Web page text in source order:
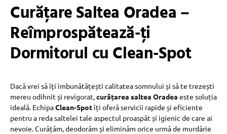
Curățare Saltea Oradea –
Reîmprospătează-ți
Dormitorul cu Clean-Spot
Dacă vrei să îți îmbunătățești calitatea somnului și să te trezești
mereu odihnit și revigorat,curățarea saltea Oradea este soluția
ideală. EchipaClean-Spotîți oferă servicii rapide și eficiente
pentru a reda saltelei tale aspectul proaspăt și igienic de care ai
nevoie. Curățăm, deodorăm și eliminăm orice urmă de murdărie